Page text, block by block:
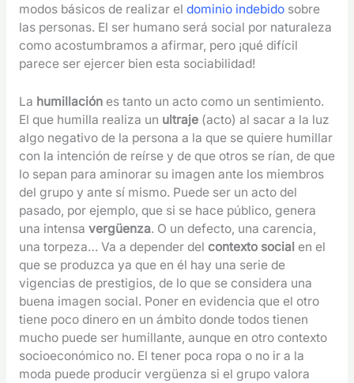
modos básicos de realizar el dominio indebidosobre
las personas. El ser humano será social por naturaleza
como acostumbramos a afirmar, pero ¡qué difícil
parece ser ejercer bien esta sociabilidad!
La humillaciónes tanto un acto como un sentimiento.
El que humilla realiza un ultraje(acto) al sacar a la luz
algo negativo de la persona a la que se quiere humillar
con la intención de reírse y de que otros se rían, de que
lo sepan para aminorar su imagen ante los miembros
del grupo y ante sí mismo. Puede ser un acto del
pasado, por ejemplo, que si se hace público, genera
una intensa vergüenza. O un defecto, una carencia,
una torpeza… Va a depender del contexto socialen el
que se produzca ya que en él hay una serie de
vigencias de prestigios, de lo que se considera una
buena imagen social. Poner en evidencia que el otro
tiene poco dinero en un ámbito donde todos tienen
mucho puede ser humillante, aunque en otro contexto
socioeconómico no. El tener poca ropa o no ir a la
moda puede producir vergüenza si el grupo valora